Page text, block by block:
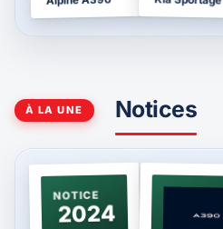
À LA UNE Notices
NOTICE
2024 2026